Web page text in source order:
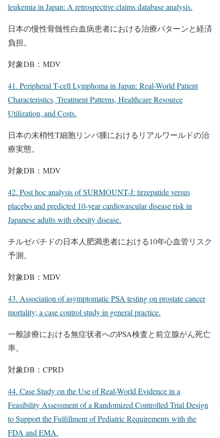
leukemia in Japan: A retrospective claims database analysis.
日本の慢性骨髄性白血病患者における治療パターンと経済
負担。
対象DB：MDV
41. Peripheral T-cell Lymphoma in Japan: Real-World Patient
Characteristics, Treatment Patterns, Healthcare Resource
Utilization, and Costs.
日本の末梢性T細胞リンパ腫におけるリアルワールドの治
療実態。
対象DB：MDV
42. Post hoc analysis of SURMOUNT-J: tirzepatide versus
placebo and predicted 10-year cardiovascular disease risk in
Japanese adults with obesity disease.
チルゼパチドの日本人肥満患者における10年心血管リスク
予測。
対象DB：MDV
43. Association of asymptomatic PSA testing on prostate cancer
mortality; a case control study in general practice.
一般診療における無症状者へのPSA検査と前立腺がん死亡
率。
対象DB：CPRD
44. Case Study on the Use of Real-World Evidence in a
Feasibility Assessment of a Randomized Controlled Trial Design
to Support the Fulfillment of Pediatric Requirements with the
FDA and EMA.